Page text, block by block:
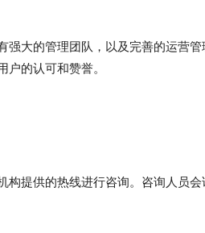
强大的管理团队，以及完善的运营
的认可和赞誉。
构提供的热线进行咨询。咨询人员